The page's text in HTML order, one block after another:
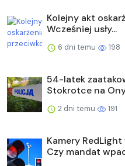
Kolejny akt
Wcześniej usły...
6 dni temu 198
54-latek
Stokrotce na
2 dni temu 191
Kamery
Czy mandat